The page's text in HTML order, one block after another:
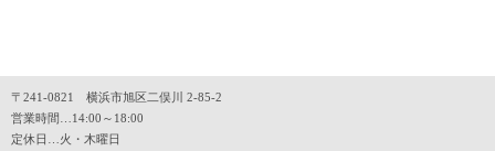
〒241-0821 横浜市旭区二俣川 2-85-2
営業時間…14:00～18:00
定休日…火・木曜日